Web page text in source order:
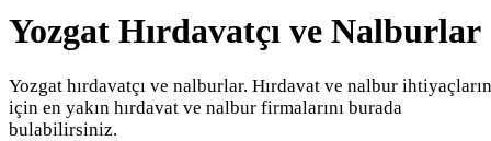
Yozgat Hırdavatçı ve Nalburlar
Yozgat hırdavatçı ve nalburlar. Hırdavat ve nalbur
için en yakın hırdavat ve nalbur firmalarını burada
bulabilirsiniz.